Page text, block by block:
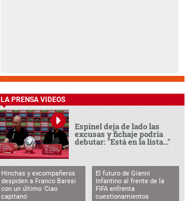
LA PRENSA VIDEOS
Espinel deja de lado las
excusas y fichaje podría
debutar: "Está en la lista..."
Hinchas y excompañeros
despiden a Franco Baresi
con un último 'Ciao
capitano'
El futuro de Gianni
Infantino al frente de la
FIFA enfrenta
cuestionamientos